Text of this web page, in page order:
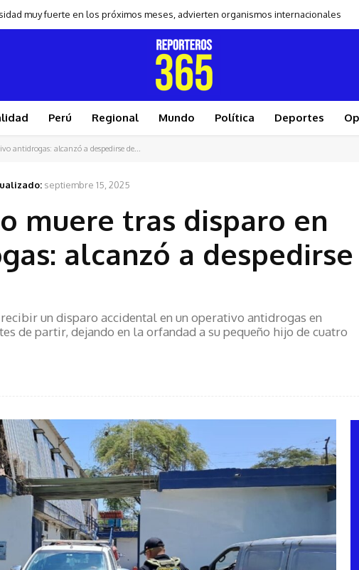
muy fuerte en los próximos meses, advierten organismos internacionales
Perú Regional Mundo Política Deportes
antidrogas: alcanzó a despedirse de...
septiembre 15, 2025
muere tras disparo en
alcanzó a despedirse
un disparo accidental en un operativo antidrogas en
de partir, dejando en la orfandad a su pequeño hijo de cuatro